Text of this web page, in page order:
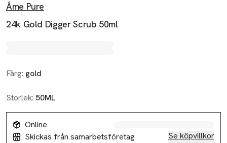
Âme Pure
24k Gold Digger Scrub 50ml
Färg: gold
Storlek: 50ML
Online
Skickas från samarbetsföretag
Se köpvillkor